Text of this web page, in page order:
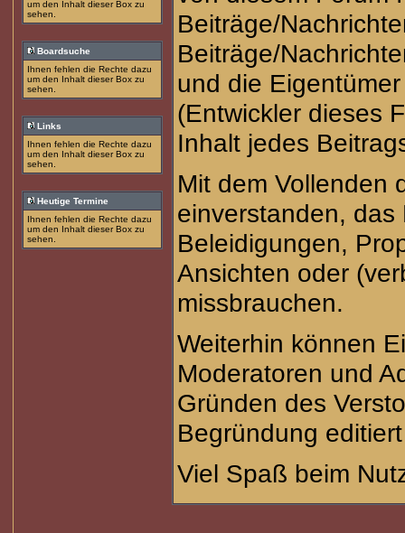
um den Inhalt dieser Box zu
sehen.
Boardsuche
Ihnen fehlen die Rechte dazu
um den Inhalt dieser Box zu
sehen.
Links
Ihnen fehlen die Rechte dazu
um den Inhalt dieser Box zu
sehen.
Heutige Termine
Ihnen fehlen die Rechte dazu
um den Inhalt dieser Box zu
sehen.
Beiträge/
Beiträge/
und die
(Entwickler dieses
Inhalt jedes
Mit dem Vollenden
einverstanden,
Beleidigungen,
Ansichten oder
missbrauchen.
Weiterhin können
Moderatoren und
Gründen des
Begründung
Viel Spaß beim